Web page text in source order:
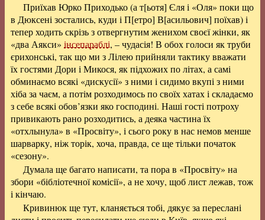
Приїхав Юрко Приходько (а т[ьотя] Єля і «Оля» поки що
в Дюксені зостались, куди і П[етро] В[асильович] поїхав) і
тепер ходить скрізь з отвергнутим женихом своєї жінки, як
«два Аякси» інсепараблі, – чудасія! В обох голоси як труби
єрихонські, так що ми з Лілею прийняли тактику вважати
їх гостями Дори і Микося, як підхожих по літах, а самі
обминаємо всякі «дискусії» з ними і сидимо вкупі з ними
хіба за чаєм, а потім розходимось по своїх хатах і складаємо
з себе всякі обов’язки яко господині. Наші гості потроху
привикають рано розходитись, а деяка частина їх
«отхлынула» в «Просвіту», і сього року в нас немов менше
шарварку, ніж торік, хоча, правда, се ще тільки початок
«сезону».
Думала ще багато написати, та пора в «Просвіту» на
збори «бібліотечної комісії», а не хочу, щоб лист лежав, тож
і кінчаю.
Кривинюк ще тут, кланяється тобі, дякує за переслані